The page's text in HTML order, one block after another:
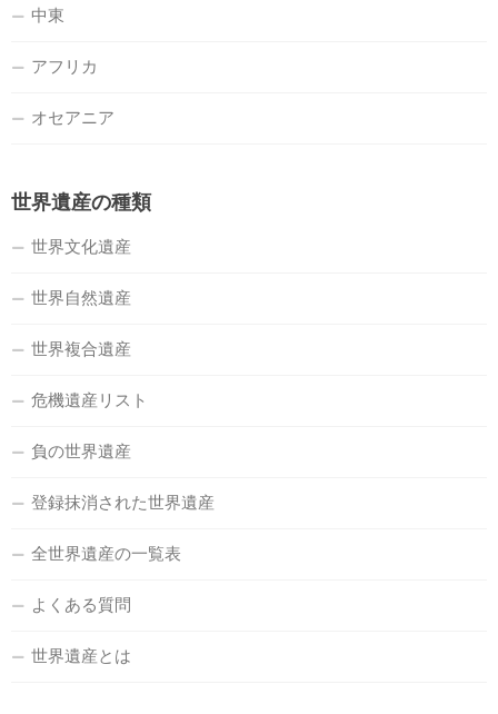
中東
アフリカ
オセアニア
世界遺産の種類
世界文化遺産
世界自然遺産
世界複合遺産
危機遺産リスト
負の世界遺産
登録抹消された世界遺産
全世界遺産の一覧表
よくある質問
世界遺産とは